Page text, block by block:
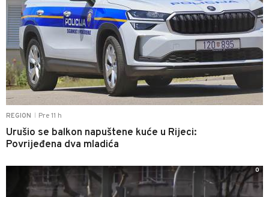
REGION Pre 11 h
Urušio se balkon napuštene kuće u Rijeci:
Povrijeđena dva mladića
0